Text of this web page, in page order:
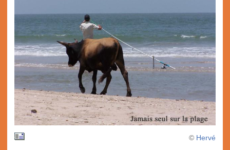
© Hervé